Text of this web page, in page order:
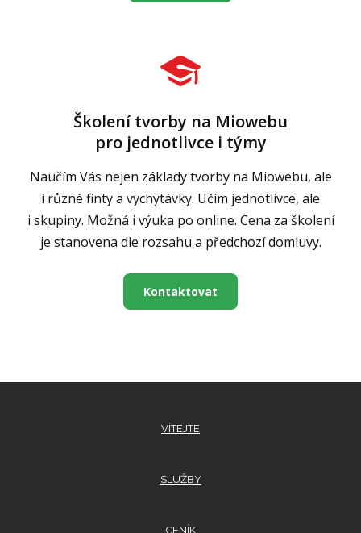
Školení tvorby na Miowebu
pro jednotlivce i týmy
Naučím Vás nejen základy tvorby na Miowebu, ale
i různé finty a vychytávky. Učím jednotlivce, ale
i skupiny. Možná i výuka po online. Cena za školení
je stanovena dle rozsahu a předchozí domluvy.
Kontaktovat
VÍTEJTE
SLUŽBY
CENÍK